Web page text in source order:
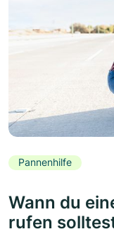
Pannenhilfe
Wann du
rufen